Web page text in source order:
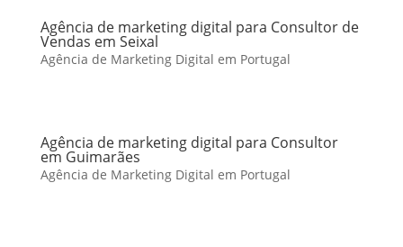
Agência de marketing digital para Consultor de
Vendas em Seixal
Agência de Marketing Digital em Portugal
Agência de marketing digital para Consultor
em Guimarães
Agência de Marketing Digital em Portugal